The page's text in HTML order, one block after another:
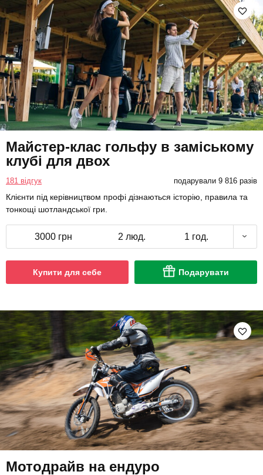
Майстер-клас гольфу в заміському
клубі для двох
181 відгук подарували 9 816 разів
Клієнти під керівництвом профі дізнаються історію, правила та
тонкощі шотландської гри.
3000 грн 2 люд. 1 год.
Купити для себе Подарувати
Мотодрайв на ендуро